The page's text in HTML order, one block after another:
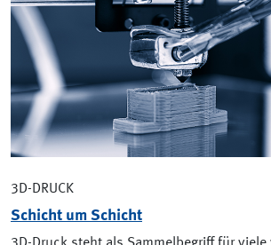
3D-DRUCK
Schicht um Schicht